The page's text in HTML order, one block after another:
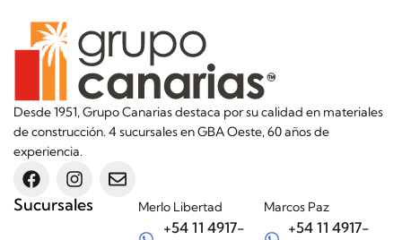
Desde 1951, Grupo Canarias destaca por su calidad en materiales
de construcción. 4 sucursales en GBA Oeste, 60 años de
experiencia.
Sucursales Merlo Libertad
+54 11 4917-
Marcos Paz
+54 11 4917-